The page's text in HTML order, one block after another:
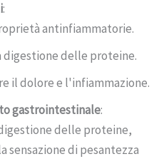
:
antinfiammatorie.
digestione delle proteine.
il dolore e l'infiammazione.
gastrointestinale:
delle proteine,
sensazione di pesantezza